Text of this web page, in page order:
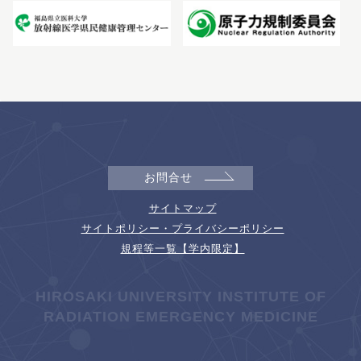
お問合せ
サイトマップ
サイトポリシー・プライバシーポリシー
規程等一覧【学内限定】
HIROSAKI UNIVERSITY INSTITUTE OF
RADIATION EMERGENCY MEDICINE